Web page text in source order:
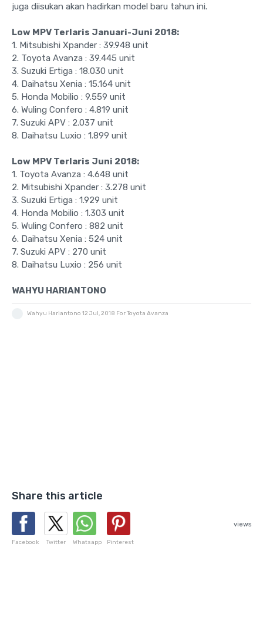
juga diisukan akan hadirkan model baru tahun ini.
Low MPV Terlaris Januari-Juni 2018:
1. Mitsubishi Xpander : 39.948 unit
2. Toyota Avanza : 39.445 unit
3. Suzuki Ertiga : 18.030 unit
4. Daihatsu Xenia : 15.164 unit
5. Honda Mobilio : 9.559 unit
6. Wuling Confero : 4.819 unit
7. Suzuki APV : 2.037 unit
8. Daihatsu Luxio : 1.899 unit
Low MPV Terlaris Juni 2018:
1. Toyota Avanza : 4.648 unit
2. Mitsubishi Xpander : 3.278 unit
3. Suzuki Ertiga : 1.929 unit
4. Honda Mobilio : 1.303 unit
5. Wuling Confero : 882 unit
6. Daihatsu Xenia : 524 unit
7. Suzuki APV : 270 unit
8. Daihatsu Luxio : 256 unit
WAHYU HARIANTONO
Wahyu Hariantono 12 Jul, 2018 For Toyota Avanza
Share this article
Facebook Twitter Whatsapp Pinterest
views